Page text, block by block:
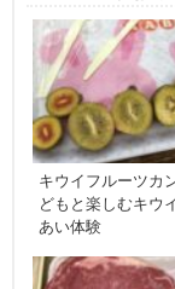
キウイフルーツカ
どもと楽しむキウ
あい体験